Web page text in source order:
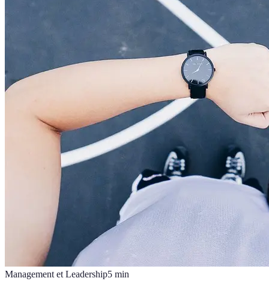
Management et Leadership5 min